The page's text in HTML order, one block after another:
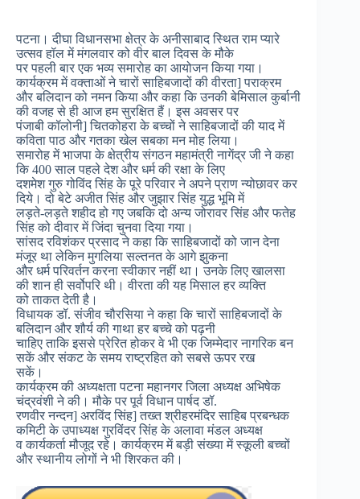
पटना। दीघा विधानसभा क्षेत्र के अनीसाबाद स्थित राम प्यारे
उत्सव हॉल में मंगलवार को वीर बाल दिवस के मौके
पर पहली बार एक भव्य समारोह का आयोजन किया गया।
कार्यक्रम में वक्ताओं ने चारों साहिबजादों की वीरता] पराक्रम
और बलिदान को नमन किया और कहा कि उनकी बेमिसाल कुर्बानी
की वजह से ही आज हम सुरक्षित हैं। इस अवसर पर
पंजाबी कॉलोनी] चितकोहरा के बच्चों ने साहिबजादों की याद में
कविता पाठ और गतका खेल सबका मन मोह लिया।
समारोह में भाजपा के क्षेत्रीय संगठन महामंत्री नागेंद्र जी ने कहा
कि 400 साल पहले देश और धर्म की रक्षा के लिए
दशमेश गुरु गोविंद सिंह के पूरे परिवार ने अपने प्राण न्योछावर कर
दिये। दो बेटे अजीत सिंह और जुझार सिंह युद्ध भूमि में
लड़ते-लड़ते शहीद हो गए जबकि दो अन्य जोरावर सिंह और फतेह
सिंह को दीवार में जिंदा चुनवा दिया गया।
सांसद रविशंकर प्रसाद ने कहा कि साहिबजादों को जान देना
मंजूर था लेकिन मुगलिया सल्तनत के आगे झुकना
और धर्म परिवर्तन करना स्वीकार नहीं था। उनके लिए खालसा
की शान ही सर्वोपरि थी। वीरता की यह मिसाल हर व्यक्ति
को ताकत देती है।
विधायक डॉ. संजीव चौरसिया ने कहा कि चारों साहिबजादों के
बलिदान और शौर्य की गाथा हर बच्चे को पढ़नी
चाहिए ताकि इससे प्रेरित होकर वे भी एक जिम्मेदार नागरिक बन
सकें और संकट के समय राष्ट्रहित को सबसे ऊपर रख
सकें।
कार्यक्रम की अध्यक्षता पटना महानगर जिला अध्यक्ष अभिषेक
चंद्रवंशी ने की। मौके पर पूर्व विधान पार्षद डॉ.
रणवीर नन्दन] अरविंद सिंह] तख्त श्रीहरमंदिर साहिब प्रबन्धक
कमिटी के उपाध्यक्ष गुरविंदर सिंह के अलावा मंडल अध्यक्ष
व कार्यकर्ता मौजूद रहे। कार्यक्रम में बड़ी संख्या में स्कूली बच्चों
और स्थानीय लोगों ने भी शिरकत की।